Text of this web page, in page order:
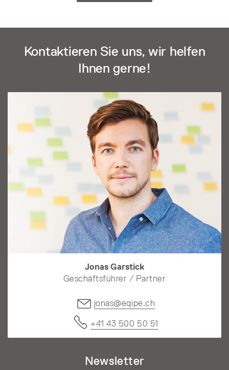
Kontaktieren Sie uns, wir helfen
Ihnen gerne!
Jonas Garstick
Geschäftsführer / Partner
jonas@eqipe.ch
+41 43 500 50 51
Newsletter